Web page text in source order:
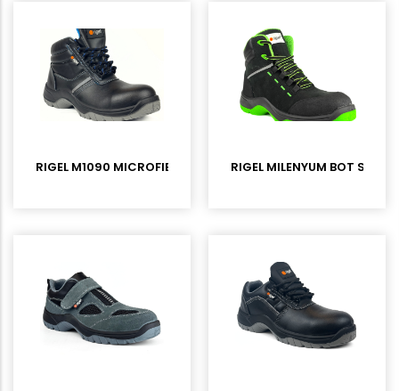
RIGEL M1090 MICROFIBER KOMPOZİT BURUNLU İŞ BOTU
RIGEL MILENYUM BOT S3L